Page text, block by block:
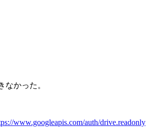
なかった。
www.googleapis.com/auth/drive.readonly